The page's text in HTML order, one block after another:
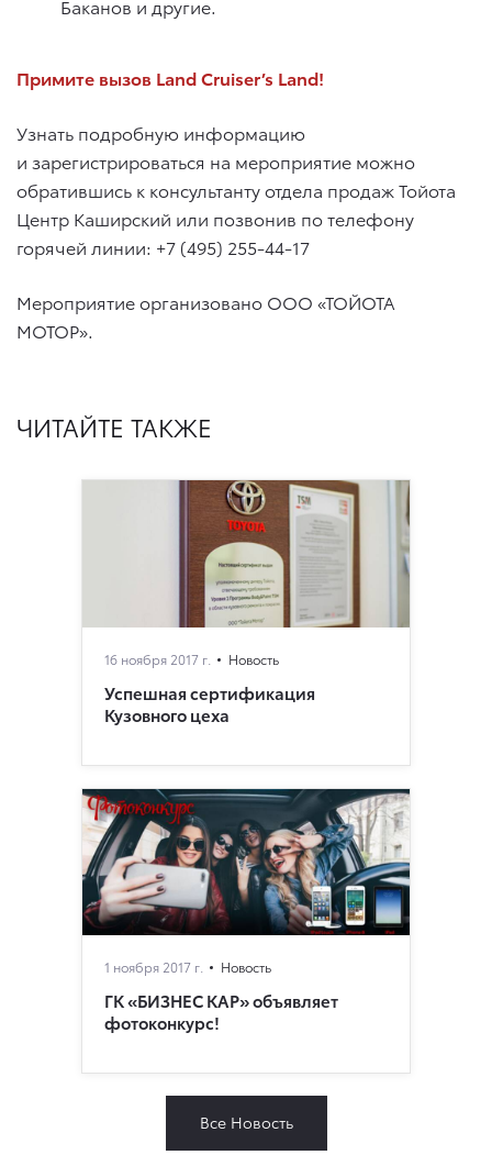
Баканов и другие.
Примите вызов Land Cruiser’s Land!
Узнать подробную информацию
и зарегистрироваться на мероприятие можно
обратившись к консультанту отдела продаж Тойота
Центр Каширский или позвонив по телефону
горячей линии: +7 (495) 255-44-17
Мероприятие организовано ООО «ТОЙОТА
МОТОР».
ЧИТАЙТЕ ТАКЖЕ
16 ноября 2017 г. Новость
Успешная сертификация
Кузовного цеха
1 ноября 2017 г. Новость
ГК «БИЗНЕС КАР» объявляет
фотоконкурс!
Все Новость